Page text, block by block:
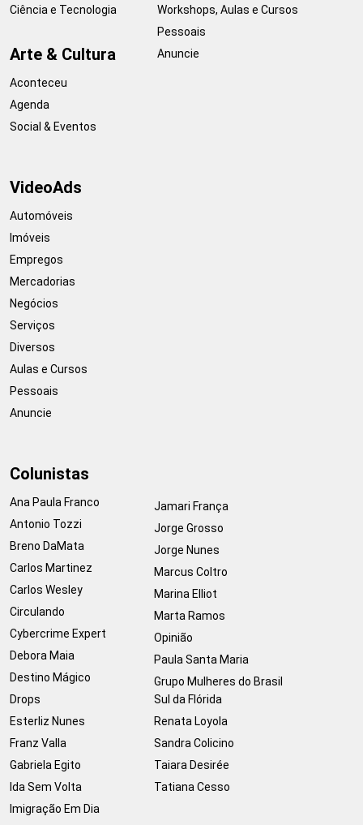
Ciência e Tecnologia
Arte & Cultura
Aconteceu
Agenda
Social & Eventos
Workshops, Aulas e Cursos
Pessoais
Anuncie
VideoAds
Automóveis
Imóveis
Empregos
Mercadorias
Negócios
Serviços
Diversos
Aulas e Cursos
Pessoais
Anuncie
Colunistas
Ana Paula Franco
Antonio Tozzi
Breno DaMata
Carlos Martinez
Carlos Wesley
Circulando
Cybercrime Expert
Debora Maia
Destino Mágico
Drops
Esterliz Nunes
Franz Valla
Gabriela Egito
Ida Sem Volta
Imigração Em Dia
Jamari França
Jorge Grosso
Jorge Nunes
Marcus Coltro
Marina Elliot
Marta Ramos
Opinião
Paula Santa Maria
Grupo Mulheres do Brasil
Sul da Flórida
Renata Loyola
Sandra Colicino
Taiara Desirée
Tatiana Cesso